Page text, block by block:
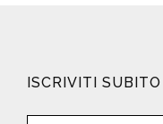
ISCRIVITI